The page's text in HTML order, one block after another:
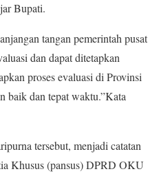
Bupati.
tangan pemerintah pusat
dan dapat ditetapkan
proses evaluasi di Provinsi
baik dan tepat waktu.”Kata
tersebut, menjadi catatan
Khusus (pansus) DPRD OKU